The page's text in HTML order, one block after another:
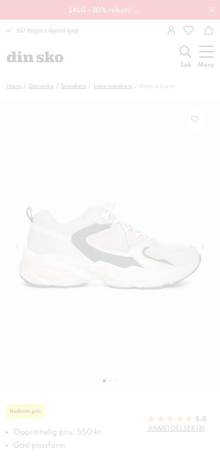
SALG - 30% rabatt! →
60 dagers åpent kjøp
Søk Meny
Hjem Damesko Sneakers Lave sneakers Modica Curve
Nedsatt pris
Opprinnelig pris: 550 kr
God passform
5.0
ANMELDELSER (8)